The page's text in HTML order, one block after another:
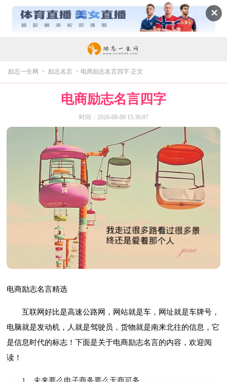
✕
励志一生网 > 励志名言 > 电商励志名言四字 正文
电商励志名言四字
时间：2026-08-09 15:36:07
电商励志名言精选
互联网好比是高速公路网，网站就是车，网址就是车牌号，
电脑就是发动机，人就是驾驶员，货物就是南来北往的信息，它
是信息时代的标志！下面是关于电商励志名言的内容，欢迎阅
读！